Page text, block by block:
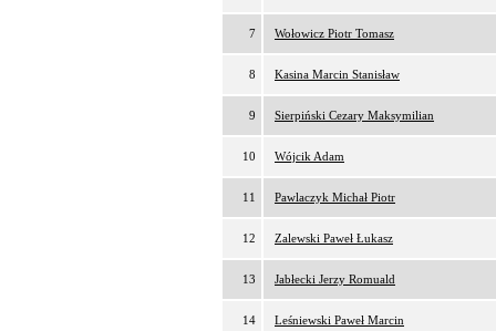
7 Wołowicz Piotr Tomasz
8 Kasina Marcin Stanisław
9 Sierpiński Cezary Maksymilian
10 Wójcik Adam
11 Pawlaczyk Michał Piotr
12 Zalewski Paweł Łukasz
13 Jabłecki Jerzy Romuald
14 Leśniewski Paweł Marcin